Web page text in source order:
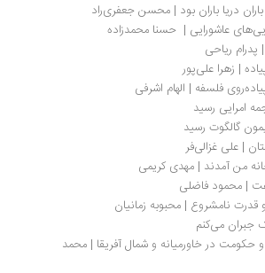
باران بود | محسن جعفری‌راد
|  حسنا محمدزاده
علی‌پور
فلسفه | الهام اشرفی
رسید
غزالی‌فر
آمدند | مهدی کریمی
فاضلی
| محبوبه زمانیان
می‌کنم